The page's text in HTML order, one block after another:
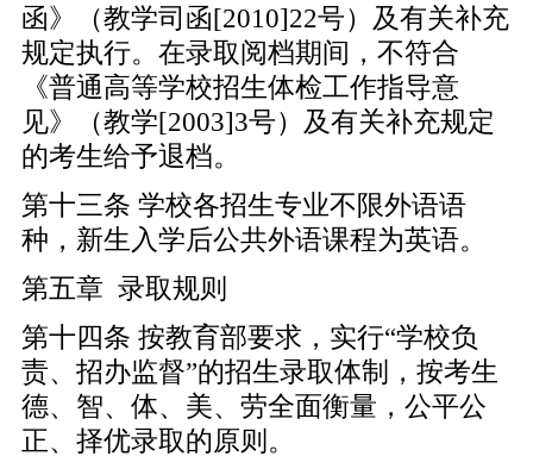
函》（教学司函[2010]22号）及有关补充
规定执行。在录取阅档期间，不符合
《普通高等学校招生体检工作指导意
见》（教学[2003]3号）及有关补充规定
的考生给予退档。
第十三条 学校各招生专业不限外语语
种，新生入学后公共外语课程为英语。
第五章 录取规则
第十四条 按教育部要求，实行“学校负
责、招办监督”的招生录取体制，按考生
德、智、体、美、劳全面衡量，公平公
正、择优录取的原则。